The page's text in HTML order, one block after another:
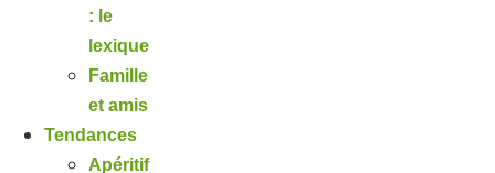
: le
lexique
Famille
et amis
Tendances
Apéritif